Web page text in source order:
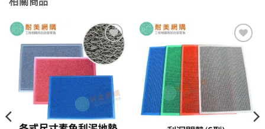
加入
願望
清單
加入
願望
清單